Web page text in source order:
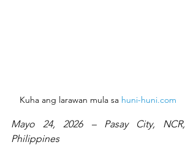
Kuha ang larawan mula sa huni-huni.com
Mayo 24, 2026 – Pasay City, NCR,
Philippines